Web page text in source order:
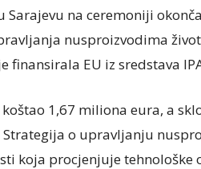
Sarajevu na ceremoniji
nusproizvodima
finansirala EU iz sredstava
1,67 miliona eura, a
Strategija o upravljanju
koja procjenjuje tehnološke